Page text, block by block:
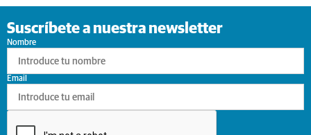
Suscríbete a nuestra newsletter
Nombre
Email